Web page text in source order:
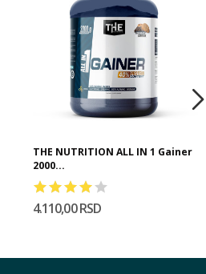
THE NUTRITION ALL IN 1 Gainer
2000...
4.110,00 RSD